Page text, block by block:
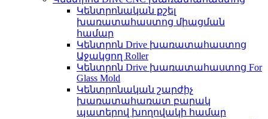
Կենտրոնական քշել
խառատահաստոց միացման
համար
Կենտրոն Drive խառատահաստոց
Աջակցող Roller
Կենտրոն Drive խառատահաստոց For
Glass Mold
Կենտրոնական շարժիչ
խառատահառատ բարակ
պատերով խողովակի համար